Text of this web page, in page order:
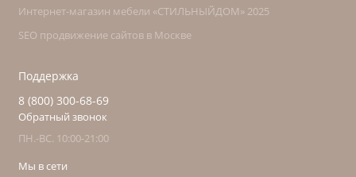
Интернет-магазин мебели «СТИЛЬНЫЙДОМ» 2025
SEO продвижение сайтов в Москве
Поддержка
8 (800) 300-68-69
Обратный звонок
ПН.-ВС. 10:00-21:00
Мы в сети